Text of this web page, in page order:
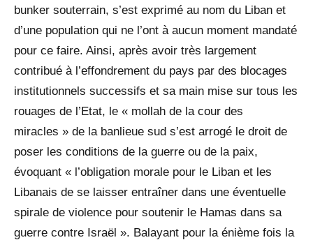
bunker souterrain, s’est exprimé au nom du Liban et
d’une population qui ne l’ont à aucun moment mandaté
pour ce faire. Ainsi, après avoir très largement
contribué à l’effondrement du pays par des blocages
institutionnels successifs et sa main mise sur tous les
rouages de l’Etat, le « mollah de la cour des
miracles » de la banlieue sud s’est arrogé le droit de
poser les conditions de la guerre ou de la paix,
évoquant « l’obligation morale pour le Liban et les
Libanais de se laisser entraîner dans une éventuelle
spirale de violence pour soutenir le Hamas dans sa
guerre contre Israël ». Balayant pour la énième fois la